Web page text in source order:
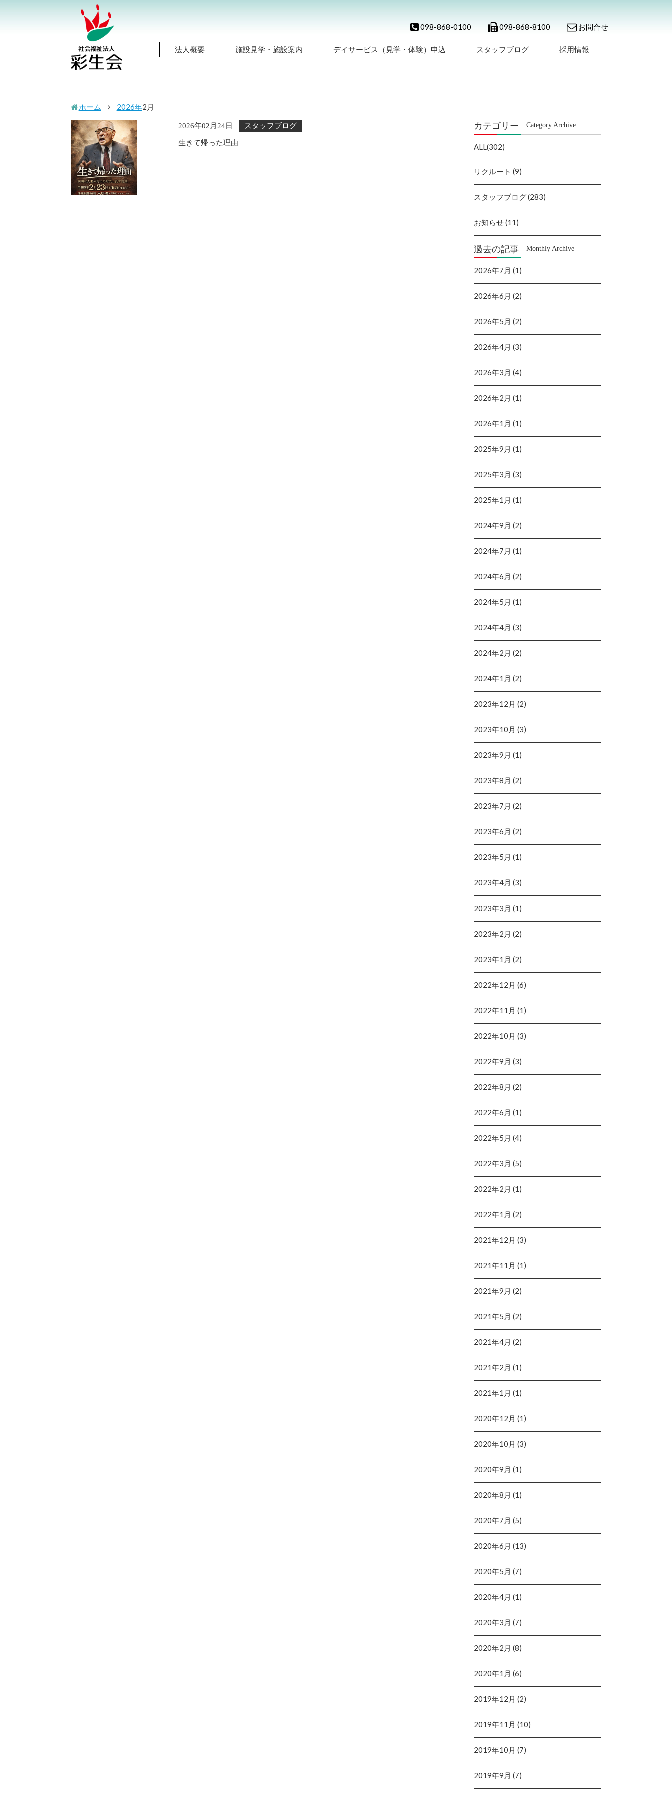
098-868-0100 098-868-8100 お問合せ
法人概要 施設見学・施設案内 デイサービス（見学・体験）申込 スタッフブログ 採用情報
ホーム 2026年2 月
2026年02月24日
スタッフブログ
生きて帰った理由
カテゴリー Category Archive
ALL(302)
リクルート (9)
スタッフブログ (283)
お知らせ (11)
過去の記事 Monthly Archive
2026年7月 (1)
2026年6月 (2)
2026年5月 (2)
2026年4月 (3)
2026年3月 (4)
2026年2月 (1)
2026年1月 (1)
2025年9月 (1)
2025年3月 (3)
2025年1月 (1)
2024年9月 (2)
2024年7月 (1)
2024年6月 (2)
2024年5月 (1)
2024年4月 (3)
2024年2月 (2)
2024年1月 (2)
2023年12月 (2)
2023年10月 (3)
2023年9月 (1)
2023年8月 (2)
2023年7月 (2)
2023年6月 (2)
2023年5月 (1)
2023年4月 (3)
2023年3月 (1)
2023年2月 (2)
2023年1月 (2)
2022年12月 (6)
2022年11月 (1)
2022年10月 (3)
2022年9月 (3)
2022年8月 (2)
2022年6月 (1)
2022年5月 (4)
2022年3月 (5)
2022年2月 (1)
2022年1月 (2)
2021年12月 (3)
2021年11月 (1)
2021年9月 (2)
2021年5月 (2)
2021年4月 (2)
2021年2月 (1)
2021年1月 (1)
2020年12月 (1)
2020年10月 (3)
2020年9月 (1)
2020年8月 (1)
2020年7月 (5)
2020年6月 (13)
2020年5月 (7)
2020年4月 (1)
2020年3月 (7)
2020年2月 (8)
2020年1月 (6)
2019年12月 (2)
2019年11月 (10)
2019年10月 (7)
2019年9月 (7)